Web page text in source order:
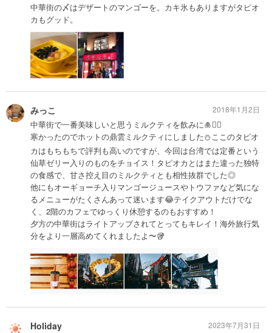
中華街の〆はデザートのマンゴーを。カキ氷もありますがタピオ
カもグッド。
みっこ
中華街で一番美味しいと思うミルクティを飲みに🎍🚶‍♂️
寒かったのでホットの鼎雲ミルクティにしました⛄️ここのタピオ
カはもちもちで評判も高いのですが、今回は台湾では定番という
仙草ゼリー入りのものをチョイス！タピオカとはまた違った独特
の食感で、甘さ控え目のミルクティとも相性抜群でした◎
他にもオーギョーチ入りマンゴージュースやトウファなど気にな
るメニューがたくさんあって迷います😂テイクアウトだけでな
く、2階のカフェでゆっくり休憩するのもおすすめ！
夕方の中華街はライトアップされてとってもキレイ！海外旅行気
分をより一層高めてくれましたよ〜🥡
2018年1月2日
Holiday 2023年7月31日